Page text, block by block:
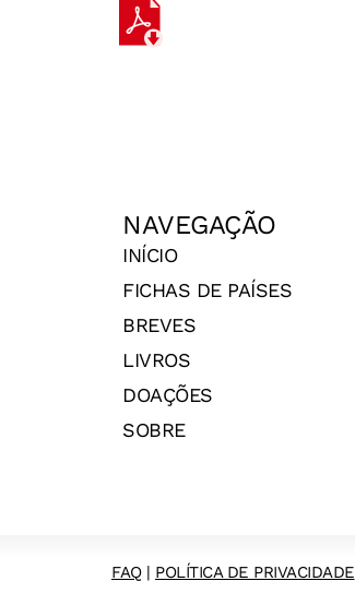
NAVEGAÇÃO
INÍCIO
FICHAS DE PAÍSES
BREVES
LIVROS
DOAÇÕES
SOBRE
FAQ| POLÍTICA DE PRIVACIDADE